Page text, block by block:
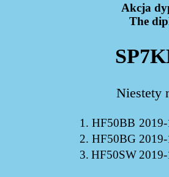
Akcja
The
Niestety
1. HF50BB
2. HF50BG
3. HF50SW